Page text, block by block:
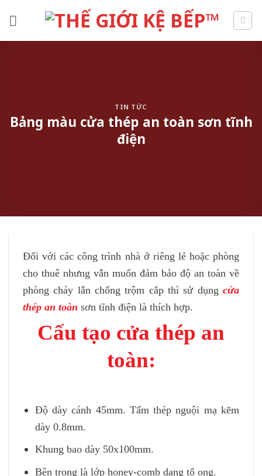
TIN TỨC
Bảng màu cửa thép an toàn sơn tĩnh
điện
Đối với các công trình nhà ở riêng lẻ hoặc phòng
cho thuê nhưng vẫn muốn đảm bảo độ an toàn về
phòng cháy lẫn chống trộm cắp thì sử dụng cửa
thép an toàn sơn tĩnh điện là thích hợp.
Cấu tạo cửa thép an
toàn:
Độ dày cánh 45mm. Tấm thép nguội mạ kẽm
dày 0.8mm.
Khung bao dày 50x100mm.
Bên trong là lớp honey-comb dạng tổ ong.